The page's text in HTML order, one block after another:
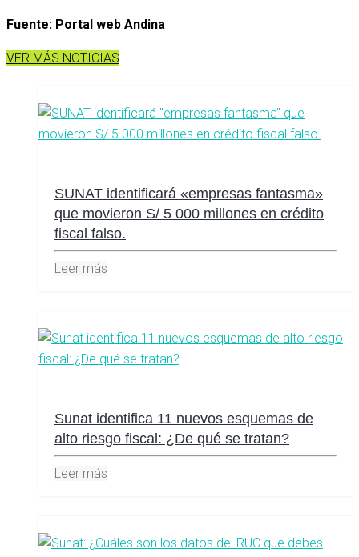
Fuente: Portal web Andina
VER MÁS NOTICIAS
SUNAT identificará «empresas fantasma»
que movieron S/ 5 000 millones en crédito
fiscal falso.
Leer más
Sunat identifica 11 nuevos esquemas de
alto riesgo fiscal: ¿De qué se tratan?
Leer más